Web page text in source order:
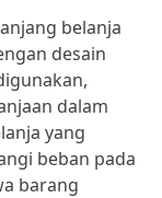
belanja
desain
dalam
yang
beban pada
barang